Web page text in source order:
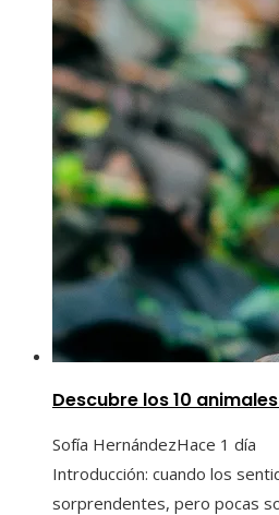
Descubre los 10
Sofía HernándezHace 1 día
Introducción: cuando los
sorprendentes, pero pocas